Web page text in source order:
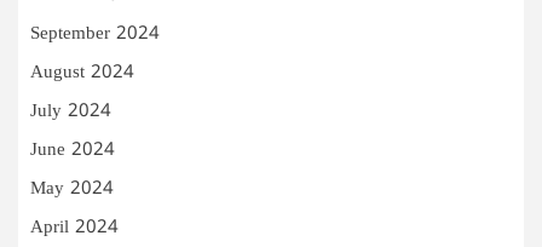
September 2024
August 2024
July 2024
June 2024
May 2024
April 2024